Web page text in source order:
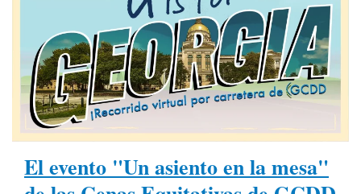
El evento "Un asiento en la mesa"